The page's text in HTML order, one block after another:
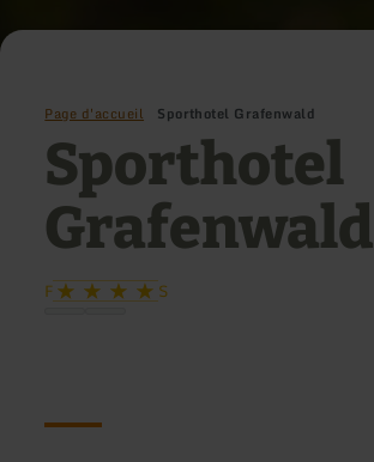
Page d'accueil Sporthotel Grafenwald
Sporthotel
Grafenwald
F S